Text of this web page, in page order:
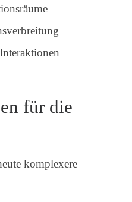
für die
komplexere